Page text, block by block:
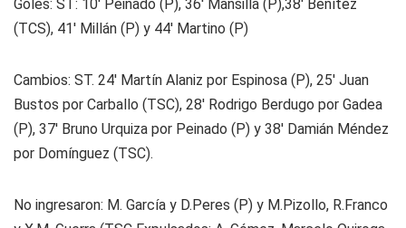
Goles: ST: 10' Peinado (P), 36' Mansilla (P),38' Benítez
(TCS), 41' Millán (P) y 44' Martino (P)
Cambios: ST. 24' Martín Alaniz por Espinosa (P), 25' Juan
Bustos por Carballo (TSC), 28' Rodrigo Berdugo por Gadea
(P), 37' Bruno Urquiza por Peinado (P) y 38' Damián Méndez
por Domínguez (TSC).
No ingresaron: M. García y D.Peres (P) y M.Pizollo, R.Franco